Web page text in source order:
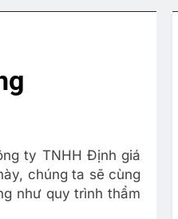
ty TNHH Định giá
chúng ta sẽ cùng
như quy trình thẩm